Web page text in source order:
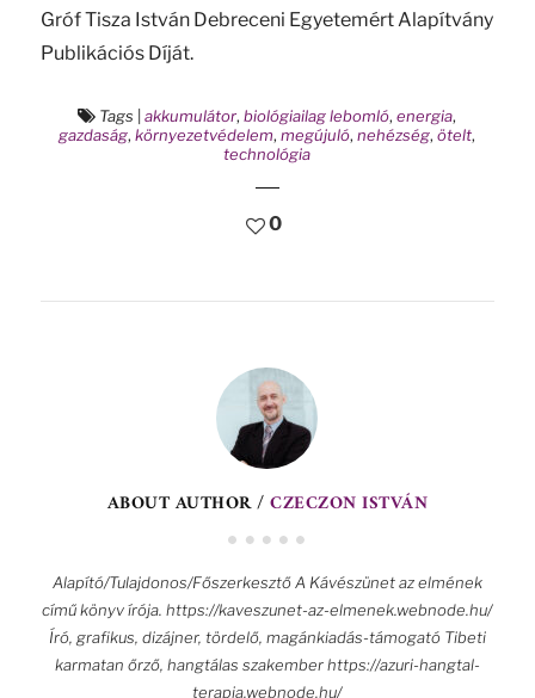
Gróf Tisza István Debreceni Egyetemért Alapítvány
Publikációs Díját.
Tags |akkumulátor,biológiailag lebomló,energia,
gazdaság,környezetvédelem,megújuló,nehézség,ötelt,
technológia
0
ABOUT AUTHOR /CZECZON ISTVÁN
Alapító/Tulajdonos/Főszerkesztő A Kávészünet az elmének
című könyv írója. https://kaveszunet-az-elmenek.webnode.hu/
Író, grafikus, dizájner, tördelő, magánkiadás-támogató Tibeti
karmatan őrző, hangtálas szakember https://azuri-hangtal-
terapia.webnode.hu/